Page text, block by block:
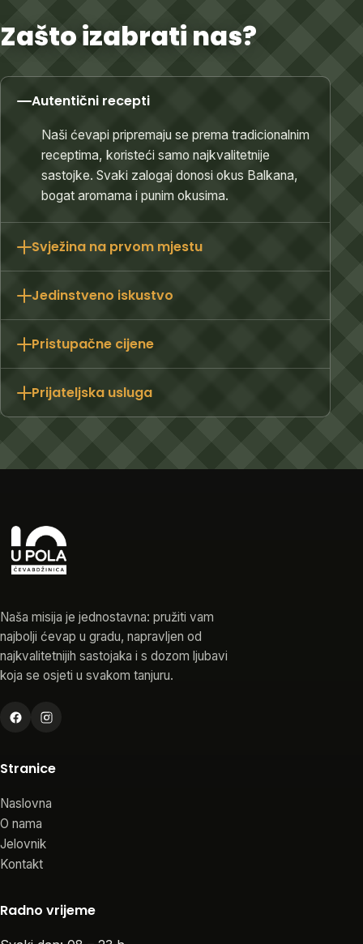
Zašto izabrati nas?
Autentični recepti
Naši ćevapi pripremaju se prema tradicionalnim
receptima, koristeći samo najkvalitetnije
sastojke. Svaki zalogaj donosi okus Balkana,
bogat aromama i punim okusima.
Svježina na prvom mjestu
bez zaliha od jučer. Svježina je temelj svakog
jela koje izađe iz naše kuhinje.
Jedinstveno iskustvo
se susreću prijatelji, stvaraju uspomene i gdje je
svaki obrok mala proslava.
Pristupačne cijene
poštene cijene za obilan i pravi obrok koji
zadovoljava.
Prijateljska usluga
pobrinut će se da se od prvog trenutka osjećate
kao kod kuće.
Naša misija je jednostavna: pružiti vam
najbolji ćevap u gradu, napravljen od
najkvalitetnijih sastojaka i s dozom ljubavi
koja se osjeti u svakom tanjuru.
Stranice
Naslovna
O nama
Jelovnik
Kontakt
Radno vrijeme